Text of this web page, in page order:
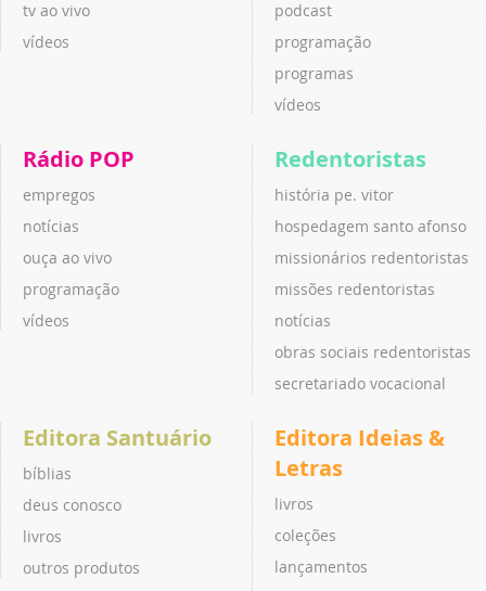
tv ao vivo
vídeos
podcast
programação
programas
vídeos
Rádio POP
empregos
notícias
ouça ao vivo
programação
vídeos
Redentoristas
história pe. vitor
hospedagem santo afonso
missionários redentoristas
missões redentoristas
notícias
obras sociais redentoristas
secretariado vocacional
Editora Santuário
bíblias
deus conosco
livros
outros produtos
Editora Ideias &
Letras
livros
coleções
lançamentos